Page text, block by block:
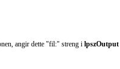
angir dette "fil:" streng i lpszOutput